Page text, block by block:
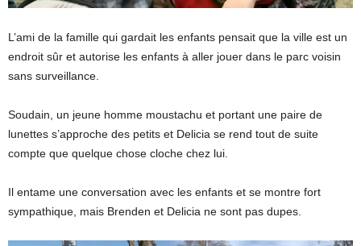
L’ami de la famille qui gardait les enfants pensait que la ville est un
endroit sûr et autorise les enfants à aller jouer dans le parc voisin
sans surveillance.
Soudain, un jeune homme moustachu et portant une paire de
lunettes s’approche des petits et Delicia se rend tout de suite
compte que quelque chose cloche chez lui.
Il entame une conversation avec les enfants et se montre fort
sympathique, mais Brenden et Delicia ne sont pas dupes.